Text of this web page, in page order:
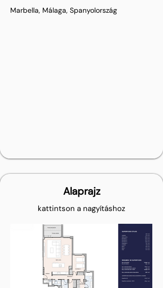
Marbella, Málaga, Spanyolország
Alaprajz
kattintson a nagyításhoz